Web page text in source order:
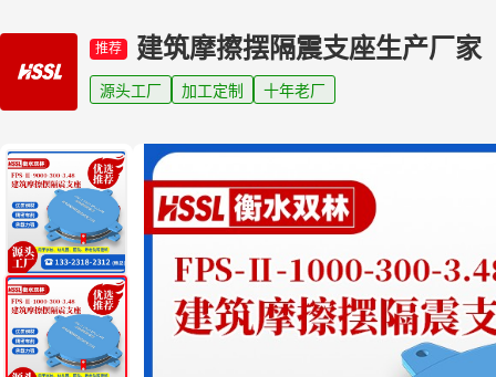
推荐 建筑摩擦摆隔震支座生产厂家
源头工厂 加工定制 十年老厂